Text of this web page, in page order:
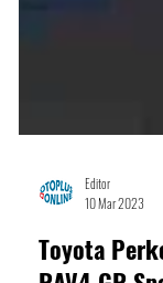
10 Mar 2023